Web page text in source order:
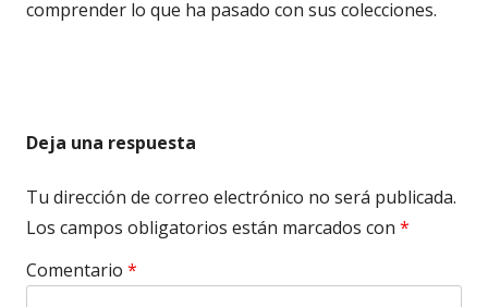
comprender lo que ha pasado con sus colecciones.
Deja una respuesta
Tu dirección de correo electrónico no será publicada.
Los campos obligatorios están marcados con *
Comentario *